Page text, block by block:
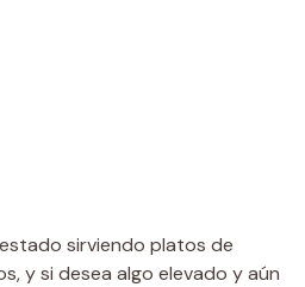
sirviendo platos de
y si desea algo elevado y aún